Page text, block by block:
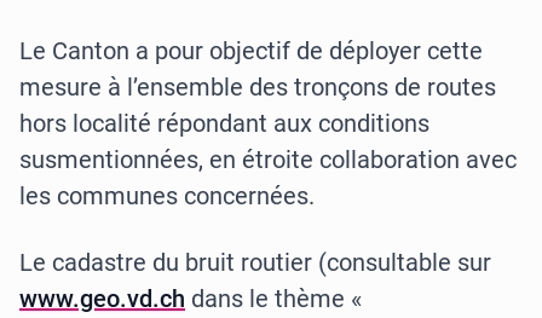
Le Canton a pour objectif de déployer cette
mesure à l’ensemble des tronçons de routes
hors localité répondant aux conditions
susmentionnées, en étroite collaboration avec
les communes concernées.
Le cadastre du bruit routier (consultable sur
www.geo.vd.ch dans le thème «